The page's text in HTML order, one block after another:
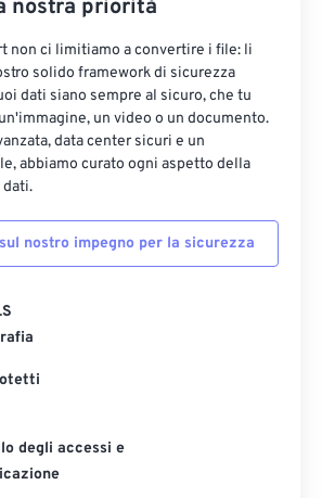
nostra priorità
non ci limitiamo a convertire i file: li
solido framework di sicurezza
dati siano sempre al sicuro, che tu
un video o un documento.
data center sicuri e un
abbiamo curato ogni aspetto della
nostro impegno per la sicurezza
degli accessi e